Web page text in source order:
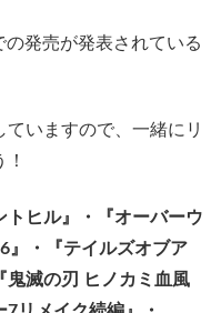
発売が発表されている
いますので、一緒にリ
トヒル』・『 オーバーウ
』・『テイルズオブア
鬼滅の刃 ヒノカミ血風